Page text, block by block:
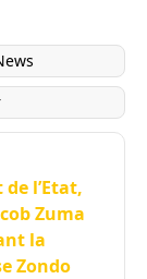
l’Etat,
Zuma
la
Zondo